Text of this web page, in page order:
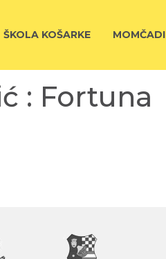
ŠKOLA KOŠARKE MOMČADI
: Fortuna